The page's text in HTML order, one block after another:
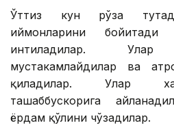
Ўттиз кун рўза
иймонларини бойитади
интиладилар. Улар
мустаҳкамлайдилар ва
қиладилар. Улар
ташаббускорига
ёрдам қўлини чўзадилар.